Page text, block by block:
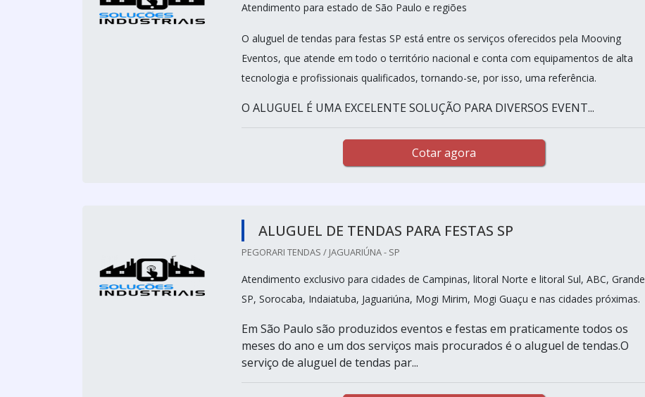
Atendimento para estado de São Paulo e regiões
O aluguel de tendas para festas SP está entre os serviços oferecidos pela Mooving
Eventos, que atende em todo o território nacional e conta com equipamentos de alta
tecnologia e profissionais qualificados, tornando-se, por isso, uma referência.
O ALUGUEL É UMA EXCELENTE SOLUÇÃO PARA DIVERSOS EVENT...
Cotar agora
ALUGUEL DE TENDAS PARA FESTAS SP
PEGORARI TENDAS / JAGUARIÚNA - SP
Atendimento exclusivo para cidades de Campinas, litoral Norte e litoral Sul, ABC, Grande
SP, Sorocaba, Indaiatuba, Jaguariúna, Mogi Mirim, Mogi Guaçu e nas cidades próximas.
Em São Paulo são produzidos eventos e festas em praticamente todos os
meses do ano e um dos serviços mais procurados é o aluguel de tendas.O
serviço de aluguel de tendas par...